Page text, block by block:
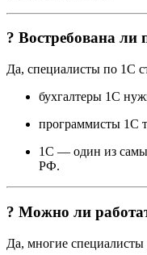
? Востребована ли
Да, специалисты по 1С
бухгалтеры 1С
программисты 1С
1С — один из
РФ.
? Можно ли
Да, многие специалисты